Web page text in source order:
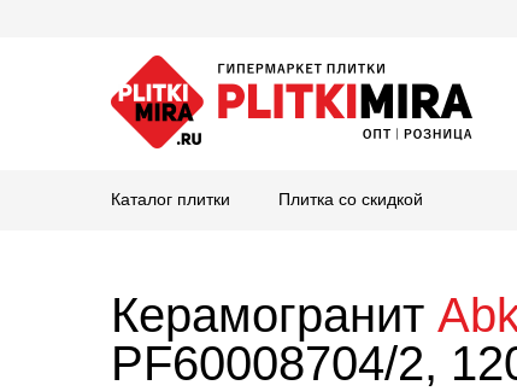
Каталог плитки Плитка со скидкой
Керамогранит
PF60008704/2,